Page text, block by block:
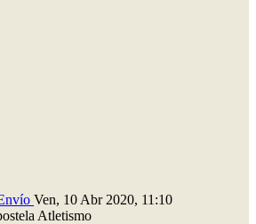
Ven, 10 Abr 2020, 11:10
Atletismo